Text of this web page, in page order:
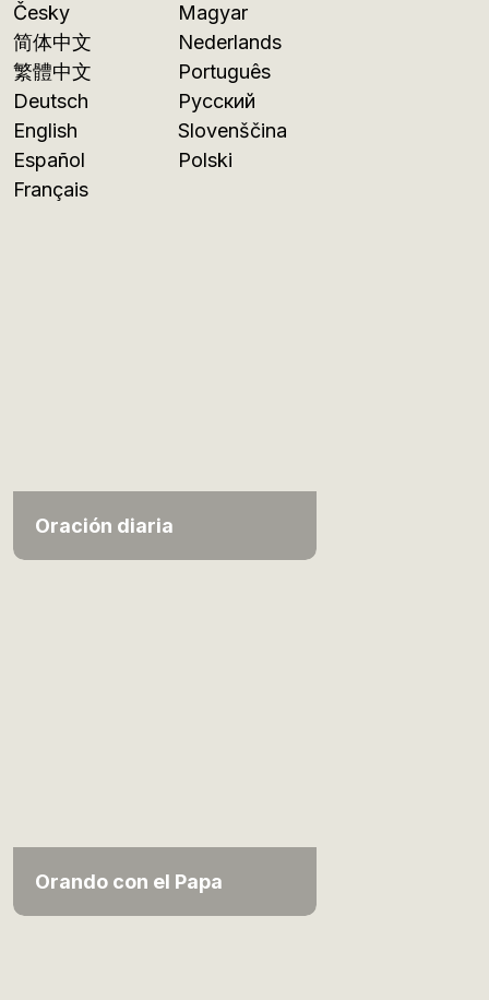
Česky
简体中文
繁體中文
Deutsch
English
Español
Français
Magyar
Nederlands
Português
Русский
Slovenščina
Polski
Oración diaria
Orando con el Papa